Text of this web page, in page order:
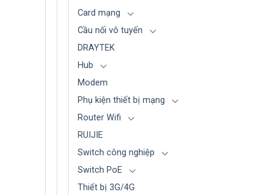
Card mạng
Cầu nối vô tuyến
DRAYTEK
Hub
Modem
Phụ kiện thiết bị mạng
Router Wifi
RUIJIE
Switch công nghiệp
Switch PoE
Thiết bị 3G/4G